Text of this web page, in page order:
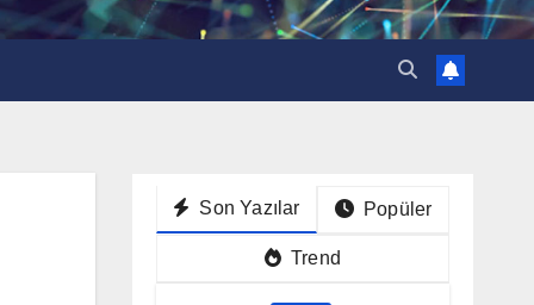
Son Yazılar Popüler
Trend